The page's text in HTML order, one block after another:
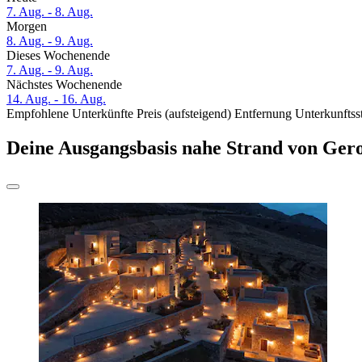
7. Aug. - 8. Aug.
Morgen
8. Aug. - 9. Aug.
Dieses Wochenende
7. Aug. - 9. Aug.
Nächstes Wochenende
14. Aug. - 16. Aug.
Empfohlene Unterkünfte Preis (aufsteigend) Entfernung
Deine Ausgangsbasis nahe Strand von